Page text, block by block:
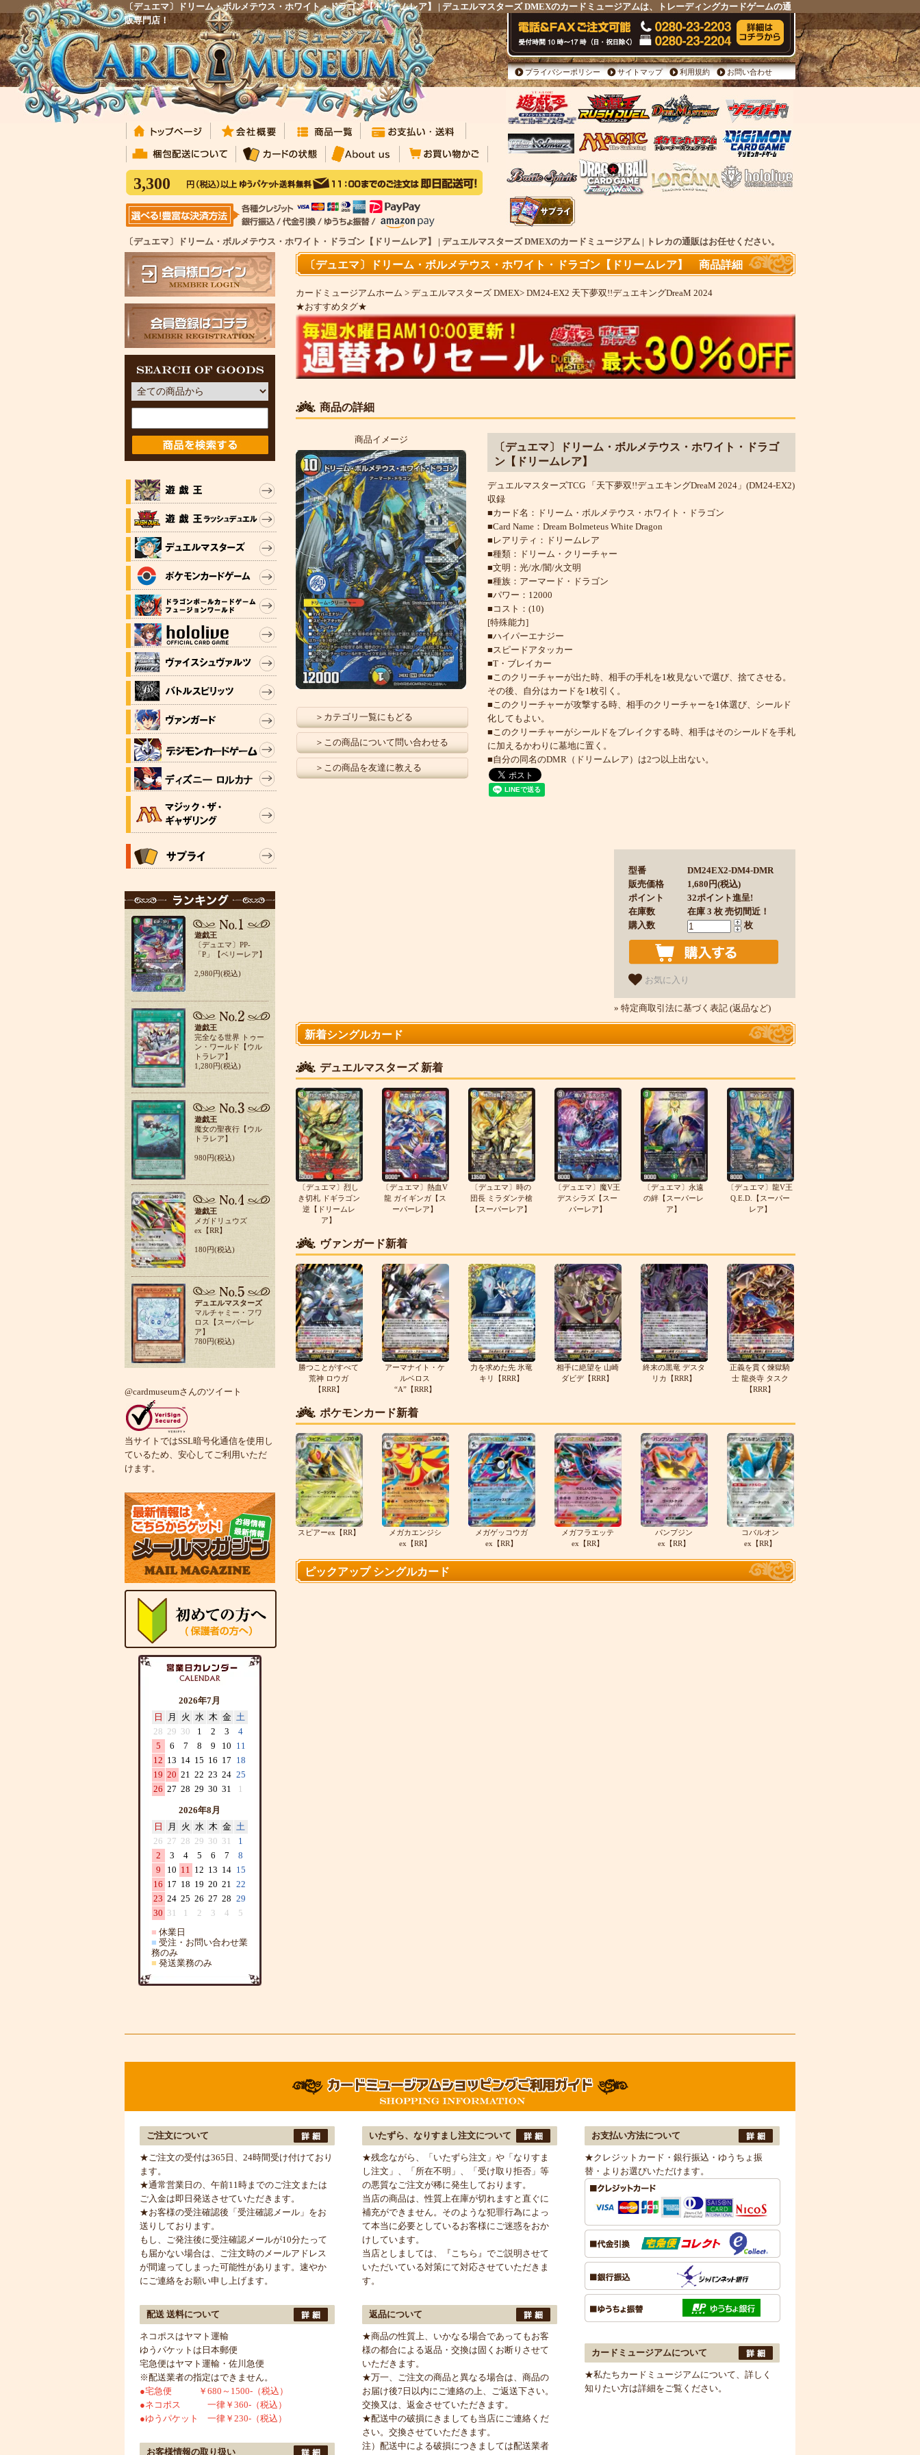
〔デュエマ〕ドリーム・ボルメテウス・ホワイト・ドラゴン【ドリームレア】 | デュエルマスターズ DMEXのカードミュージアムは、トレーディングカードゲームの通
販専門店！
3,300
プライバシーポリシー サイトマップ 利用規約 お問い合わせ
〔デュエマ〕ドリーム・ボルメテウス・ホワイト・ドラゴン【ドリームレア】 | デュエルマスターズ DMEXのカードミュージアム | トレカの通販はお任せください。
遊戯王
〔デュエマ〕PP-
「P」【ベリーレア】
2,980円(税込)
遊戯王
完全なる世界 トゥー
ン・ワールド【ウル
トラレア】
1,280円(税込)
遊戯王
魔女の聖夜行【ウル
トラレア】
980円(税込)
遊戯王
メガドリュウズ
ex【RR】
180円(税込)
デュエルマスターズ
マルチャミー・フワ
ロス【スーパーレ
ア】
780円(税込)
@cardmuseumさんのツイート
当サイトではSSL暗号化通信を使用し
ているため、安心してご利用いただ
けます。
2026年7月
日
月 火 水 木 金 土
28 29 30 1 2 3
4
5
6 7 8 9 10 11
12 13 14 15 16 17 18
19 20 21 22 23 24 25
26 27 28 29 30 31 1
2026年8月
日
月 火 水 木 金 土
26 27 28 29 30 31
1
2
3 4 5 6 7
8
9
10 11 12 13 14 15
16 17 18 19 20 21 22
23 24 25 26 27 28 29
30 31 1 2 3 4
5
■ 休業日
■ 受注・お問い合わせ業
務のみ
■ 発送業務のみ
〔デュエマ〕ドリーム・ボルメテウス・ホワイト・ドラゴン【ドリームレア】 商品詳細
カードミュージアムホーム > デュエルマスターズ DMEX> DM24-EX2 天下夢双!!デュエキングDreaM 2024
★おすすめタグ★
商品の詳細
商品イメージ
＞カテゴリ一覧にもどる
＞この商品について問い合わせる
＞この商品を友達に教える
〔デュエマ〕ドリーム・ボルメテウス・ホワイト・ドラゴ
ン【ドリームレア】
デュエルマスターズTCG 「天下夢双!!デュエキングDreaM 2024」(DM24-EX2)
収録
■カード名：ドリーム・ボルメテウス・ホワイト・ドラゴン
■Card Name：Dream Bolmeteus White Dragon
■レアリティ：ドリームレア
■種類：ドリーム・クリーチャー
■文明：光/水/闇/火文明
■種族：アーマード・ドラゴン
■パワー：12000
■コスト：(10)
[特殊能力]
■ハイパーエナジー
■スピードアタッカー
■T・ブレイカー
■このクリーチャーが出た時、相手の手札を1枚見ないで選び、捨てさせる。
その後、自分はカードを1枚引く。
■このクリーチャーが攻撃する時、相手のクリーチャーを1体選び、シールド
化してもよい。
■このクリーチャーがシールドをブレイクする時、相手はそのシールドを手札
に加えるかわりに墓地に置く。
■自分の同名のDMR（ドリームレア）は2つ以上出ない。
型番
DM24EX2-DM4-DMR
販売価格
1,680円(税込)
ポイント
32ポイント進呈!
在庫数
在庫 3 枚 売切間近！
購入数
枚
お気に入り
» 特定商取引法に基づく表記 (返品など)
新着シングルカード
デュエルマスターズ 新着
〔デュエマ〕烈し
き切札 ドギラゴン
逆【ドリームレ
ア】
〔デュエマ〕熱血V
龍 ガイギンガ【ス
ーパーレア】
〔デュエマ〕時の
団長 ミラダンテ槍
【スーパーレア】
〔デュエマ〕魔V王
デスシラズ【スー
パーレア】
〔デュエマ〕永遠
の絆【スーパーレ
ア】
〔デュエマ〕龍V王
Q.E.D.【スーパー
レア】
ヴァンガード新着
勝つことがすべて
荒神 ロウガ
【RRR】
アーマナイト・ケ
ルベロス
“A”【RRR】
力を求めた先 氷竜
キリ【RRR】
相手に絶望を 山崎
ダビデ【RRR】
終末の黒竜 デスタ
リカ【RRR】
正義を貫く煉獄騎
士 龍炎寺 タスク
【RRR】
ポケモンカード新着
スピアーex【RR】
メガカエンジシ
ex【RR】
メガゲッコウガ
ex【RR】
メガフラエッテ
ex【RR】
パンプジン
ex【RR】
コバルオン
ex【RR】
ピックアップ シングルカード
ご注文について
★ご注文の受付は365日、24時間受け付けており
ます。
★通常営業日の、午前11時までのご注文または
ご入金は即日発送させていただきます。
★お客様の受注確認後「受注確認メール」をお
送りしております。
もし、ご発注後に受注確認メールが10分たって
も届かない場合は、ご注文時のメールアドレス
が間違ってしまった可能性があります。速やか
にご連絡をお願い申し上げます。
配送 送料について
ネコポスはヤマト運輸
ゆうパケットは日本郵便
宅急便はヤマト運輸・佐川急便
※配送業者の指定はできません。
●宅急便 ￥680～1500-（税込）
●ネコポス 一律￥360-（税込）
●ゆうパケット 一律￥230-（税込）
お客様情報の取り扱い
いたずら、なりすまし注文について
★残念ながら、「いたずら注文」や「なりすま
し注文」、「所在不明」、「受け取り拒否」等
の悪質なご注文が稀に発生しております。
当店の商品は、性質上在庫が切れますと直ぐに
補充ができません。そのような犯罪行為によっ
て本当に必要としているお客様にご迷惑をおか
けしています。
当店としましては、
『こちら』 でご説明させて
いただいている対策にて対応させていただきま
す。
返品について
★商品の性質上、いかなる場合であってもお客
様の都合による返品・交換は固くお断りさせて
いただきます。
★万一、ご注文の商品と異なる場合は、商品の
お届け後7日以内にご連絡の上、ご返送下さい。
交換又は、返金させていただきます。
★配送中の破損にきましても当店にご連絡くだ
さい。交換させていただきます。
注）配送中による破損につきましては配送業者
お支払い方法について
★クレジットカード・銀行振込・ゆうちょ振
替・よりお選びいただけます。
カードミュージアムについて
★私たちカードミュージアムについて、詳しく
知りたい方は詳細をご覧ください。